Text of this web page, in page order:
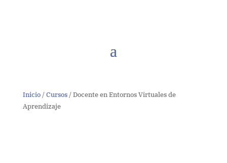
Inicio/Cursos/ Docente en Entornos Virtuales de
Aprendizaje